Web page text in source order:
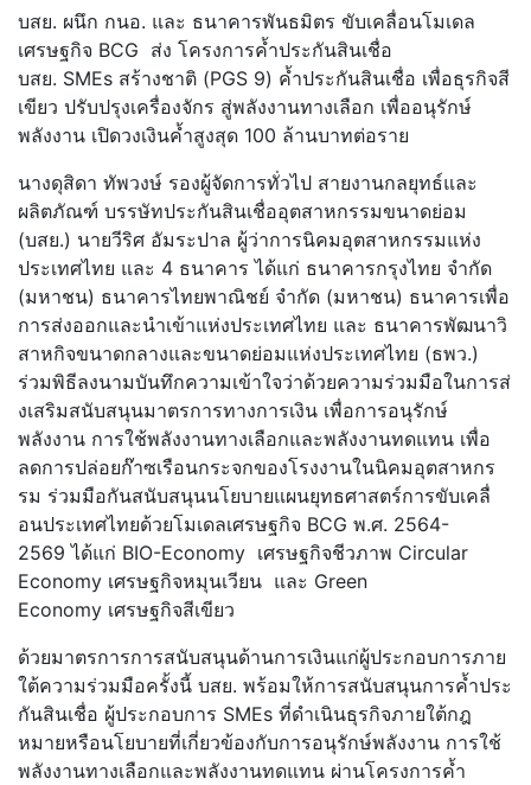
บสย. ผนึก กนอ. และ ธนาคารพันธมิตร ขับเคลื่อนโมเดล
เศรษฐกิจ BCG ส่ง โครงการค้ำประกันสินเชื่อ
บสย. SMEs สร้างชาติ (PGS 9) ค้ำประกันสินเชื่อ เพื่อธุรกิจสี
เขียว ปรับปรุงเครื่องจักร สู่พลังงานทางเลือก เพื่ออนุรักษ์
พลังงาน เปิดวงเงินค้ำสูงสุด 100 ล้านบาทต่อราย
นางดุสิดา ทัพวงษ์ รองผู้จัดการทั่วไป สายงานกลยุทธ์และ
ผลิตภัณฑ์ บรรษัทประกันสินเชื่ออุตสาหกรรมขนาดย่อม
(บสย.) นายวีริศ อัมระปาล ผู้ว่าการนิคมอุตสาหกรรมแห่ง
ประเทศไทย และ 4 ธนาคาร ได้แก่ ธนาคารกรุงไทย จำกัด
(มหาชน) ธนาคารไทยพาณิชย์ จำกัด (มหาชน) ธนาคารเพื่อ
การส่งออกและนำเข้าแห่งประเทศไทย และ ธนาคารพัฒนาวิ
สาหกิจขนาดกลางและขนาดย่อมแห่งประเทศไทย (ธพว.)
ร่วมพิธีลงนามบันทึกความเข้าใจว่าด้วยความร่วมมือในการส่
งเสริมสนับสนุนมาตรการทางการเงิน เพื่อการอนุรักษ์
พลังงาน การใช้พลังงานทางเลือกและพลังงานทดแทน เพื่อ
ลดการปล่อยก๊าซเรือนกระจกของโรงงานในนิคมอุตสาหกร
รม ร่วมมือกันสนับสนุนนโยบายแผนยุทธศาสตร์การขับเคลื่
อนประเทศไทยด้วยโมเดลเศรษฐกิจ BCG พ.ศ. 2564-
2569 ได้แก่ BIO-Economy เศรษฐกิจชีวภาพ Circular
Economy เศรษฐกิจหมุนเวียน และ Green
Economy เศรษฐกิจสีเขียว
ด้วยมาตรการการสนับสนุนด้านการเงินแก่ผู้ประกอบการภาย
ใต้ความร่วมมือครั้งนี้ บสย. พร้อมให้การสนับสนุนการค้ำประ
กันสินเชื่อ ผู้ประกอบการ SMEs ที่ดำเนินธุรกิจภายใต้กฎ
หมายหรือนโยบายที่เกี่ยวข้องกับการอนุรักษ์พลังงาน การใช้
พลังงานทางเลือกและพลังงานทดแทน ผ่านโครงการค้ำ